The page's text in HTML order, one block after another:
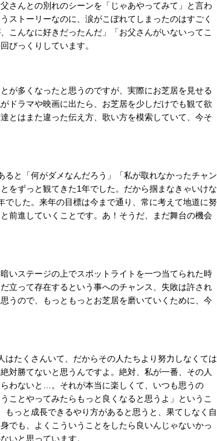
さんとの別れのシーンを「じゃあやってみて」と言わ
トーリーなのに、涙がこぼれてしまったのはすごく
こんなに好きだったんだ」「お父さんがいないってこ
びっくりしています。
が多くなったと思うのですが、実際にお芝居を見せる
ドラマや映画に出たら、お芝居を少しだけでも観て欲
とはまた違った伝え方、歌い方を模索していて、今そ
と「何がダメなんだろう」「私が取れなかったチャン
をずっと観てきた1年でした。だから掴まなきゃいけな
した。来年の目標は今まで通り、常に考えて地道に努
前進していくことです。あ！そうだ、まだ舞台の機会
いステージの上でスポットライトを一つ当てられた時
立って存在するという事へのチャンス、失敗は許され
うので、もっともっとお芝居を磨いていくために、今
たくさんいて、だからその人たちより努力しなくては
対勝てないと思うんですよ。絶対、私が一番、その人
わないと…。それが本当に楽しくて、いつも思うの
ことやってみたらもっと良くなると思うよ」というこ
っと成長できるやり方があると思うと、果てしなく自
でも、よくこういうことをしたら良いんじゃないかっ
いと思っています。